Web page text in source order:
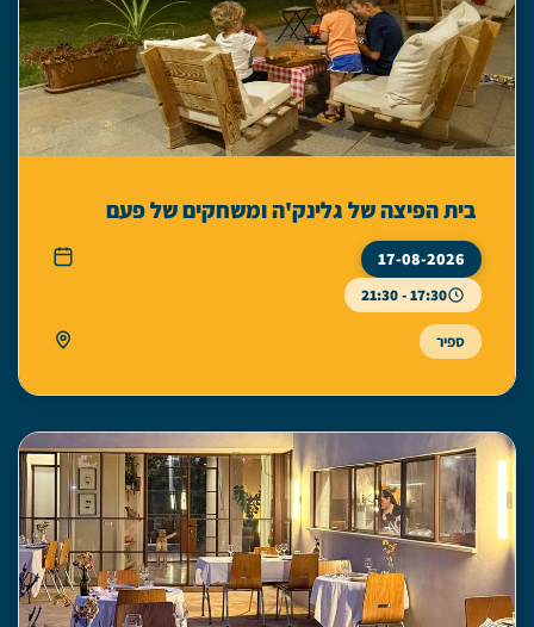
בית הפיצה של גלינק'ה ומשחקים של פעם
17-08-2026
17:30 - 21:30
ספיר